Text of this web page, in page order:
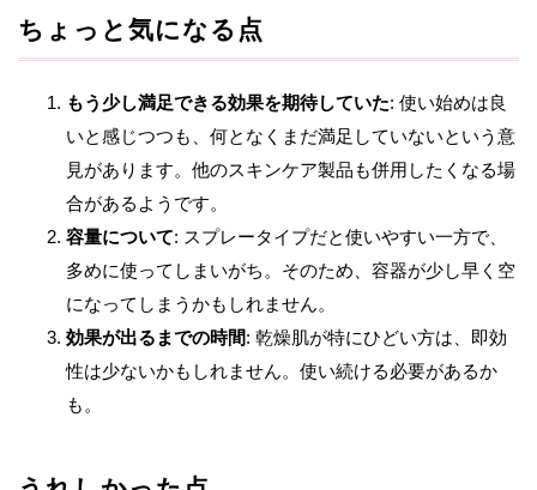
ちょっと気になる点
もう少し満足できる効果を期待していた: 使い始めは良
いと感じつつも、何となくまだ満足していないという意
見があります。他のスキンケア製品も併用したくなる場
合があるようです。
容量について: スプレータイプだと使いやすい一方で、
多めに使ってしまいがち。そのため、容器が少し早く空
になってしまうかもしれません。
効果が出るまでの時間: 乾燥肌が特にひどい方は、即効
性は少ないかもしれません。使い続ける必要があるか
も。